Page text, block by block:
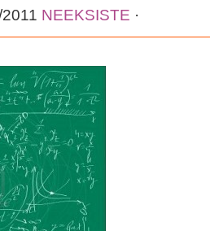
NEEKSISTE ·